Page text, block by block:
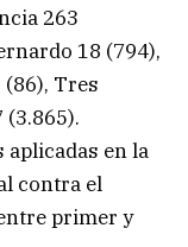
263
18 (794),
(86), Tres
(3.865).
aplicadas en la
contra el
primer y